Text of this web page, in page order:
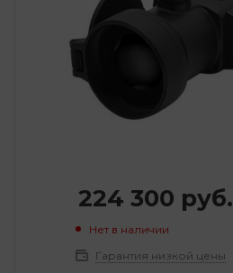
224 300 руб.
Нет в наличии
Гарантия низкой цены